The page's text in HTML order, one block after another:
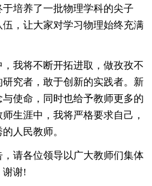
培养了一批物理学科的尖子
，让大家对学习物理始终充满
我将不断开拓进取，做孜孜不
究者，敢于创新的实践者。新
使命，同时也给予教师更多的
生涯中，我将严格要求自己，
人民教师。
请各位领导以广大教师们集体
谢谢!